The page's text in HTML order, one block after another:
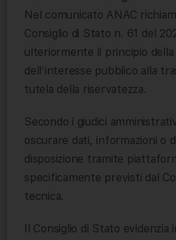
Nel comunicato ANAC
Consiglio di Stato n. 61 del
ulteriormente il principio della
dell’interesse pubblico alla
tutela della riservatezza.
Secondo i giudici
oscurare dati, informazioni o
disposizione tramite
specificamente previsti dal
tecnica.
Il Consiglio di Stato evidenzia